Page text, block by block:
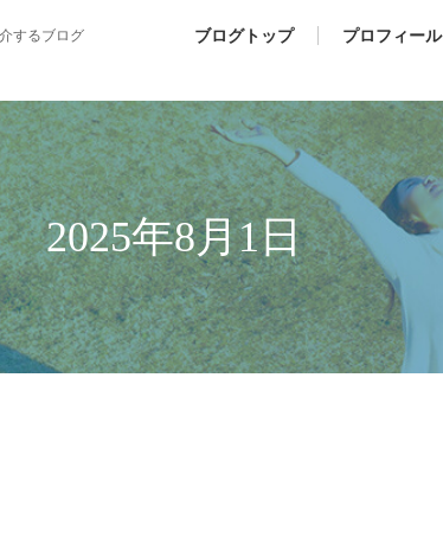
するブログ ブログトップ プロフィール
2025年8月1日